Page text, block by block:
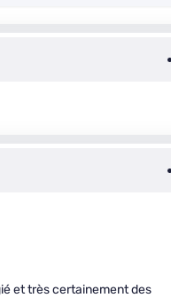
et très certainement des